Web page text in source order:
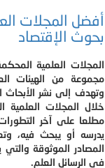
أفضل المجلات
بحوث الإقتصاد
المجلات العلمية
مجموعة من الهيئات
وتهدف إلى نشر
خلال المجلات
مطلعا على آخر
يدرسه أو يبحث فيه،
المصادر الموثوقة
في الرسائل العلم.